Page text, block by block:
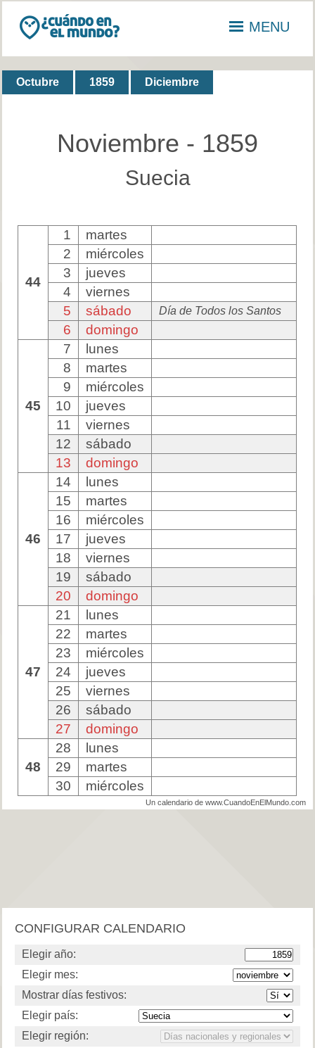
MENU
Octubre 1859 Diciembre
Noviembre - 1859
Suecia
44
1
martes
2
miércoles
3
jueves
4
viernes
5
sábado Día de Todos los Santos
6 domingo
45
7
lunes
8
martes
9
miércoles
10
jueves
11
viernes
12
sábado
13
domingo
46
14
lunes
15
martes
16
miércoles
17
jueves
18
viernes
19
sábado
20
domingo
47
21
lunes
22
martes
23
miércoles
24
jueves
25
viernes
26
sábado
27
domingo
48
28
lunes
29
martes
30
miércoles
Un calendario de www.CuandoEnElMundo.com
CONFIGURAR CALENDARIO
Elegir año:
Elegir mes:
Mostrar días festivos:
Elegir país:
Elegir región: